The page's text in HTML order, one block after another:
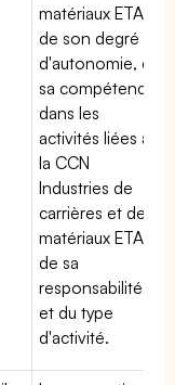
matériaux ETAM,
de son degré
d'autonomie, de
sa compétence
dans les
activités liées à
la CCN
Industries de
carrières et de
matériaux ETAM,
de sa
responsabilité
et du type
d'activité.